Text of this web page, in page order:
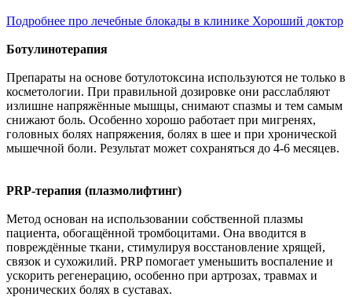
Подробнее про лечебные блокады в клинике Хороший доктор
Ботулинотерапия
Препараты на основе ботулотоксина используются не только в
косметологии. При правильной дозировке они расслабляют
излишне напряжённые мышцы, снимают спазмы и тем самым
снижают боль. Особенно хорошо работает при мигренях,
головных болях напряжения, болях в шее и при хронической
мышечной боли. Результат может сохраняться до 4-6 месяцев.
PRP-терапия (плазмолифтинг)
Метод основан на использовании собственной плазмы
пациента, обогащённой тромбоцитами. Она вводится в
повреждённые ткани, стимулируя восстановление хрящей,
связок и сухожилий. PRP помогает уменьшить воспаление и
ускорить регенерацию, особенно при артрозах, травмах и
хронических болях в суставах.